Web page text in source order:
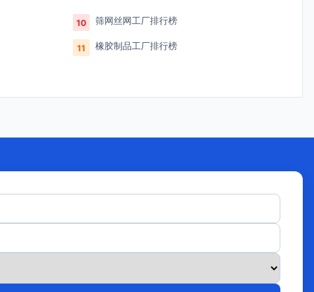
10 筛网丝网工厂排行榜
11 橡胶制品工厂排行榜